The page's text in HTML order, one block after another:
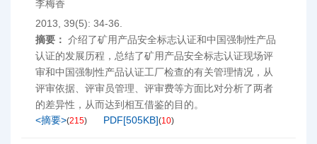
李梅香
2013, 39(5): 34-36.
摘要： 介绍了矿用产品安全标志认证和中国强制性产品
认证的发展历程，总结了矿用产品安全标志认证现场评
审和中国强制性产品认证工厂检查的有关管理情况，从
评审依据、评审员管理、评审费等方面比对分析了两者
的差异性，从而达到相互借鉴的目的。
<摘要>(215) PDF[505KB](10)